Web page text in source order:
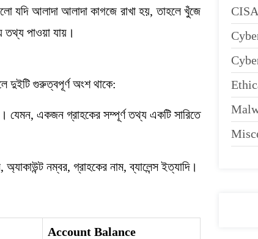
যদি আলাদা আলাদা কাগজে রাখা হয়, তাহলে খুঁজে
তথ্য পাওয়া যায়।
দুইটি গুরুত্বপূর্ণ অংশ থাকে:
যেমন, একজন গ্রাহকের সম্পূর্ণ তথ্য একটি সারিতে
নম্বর, গ্রাহকের নাম, ব্যালেন্স ইত্যাদি।
Account Balance
CISA